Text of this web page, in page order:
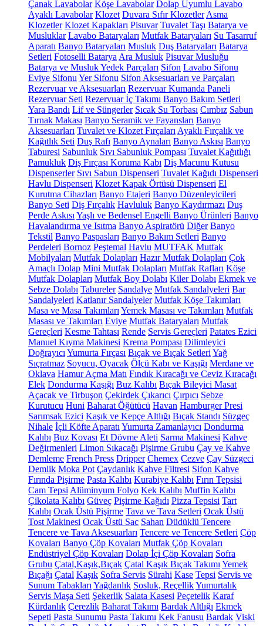
Çanak Lavabolar Köşe Lavabolar Dolap Uyumlu Lavabo
Ayaklı Lavabolar Klozet Duvara Sıfır Klozetler Asma
Klozetler Klozet Kapakları Pisuvar Tuvalet Taşı Batarya ve
Musluklar Lavabo Bataryaları Mutfak Bataryaları Su Tasarruf
Aparatı Banyo Bataryaları Musluk Duş Bataryaları Batarya
Setleri Fotoselli Batarya Ara Musluk Pisuvar Musluğu
Batarya ve Musluk Yedek Parçaları Sifon Lavabo Sifonu
Eviye Sifonu Yer Sifonu Sifon Aksesuarları ve Parçaları
Rezervuar ve Aksesuarları Rezervuar Kumanda Paneli
Rezervuar Seti Rezervuar İç Takımı Banyo Bakım Setleri
Yara Bandı Lif ve Süngerler Sıcak Su Torbası Cımbız Sabun
Tırnak Makası Banyo Seramik ve Fayansları Banyo
Aksesuarları Tuvalet ve Klozet Fırçaları Ayaklı Fırçalık ve
Kağıtlık Seti Duş Rafı Banyo Aynaları Banyo Askısı Banyo
Taburesi Sabunluk Sıvı Sabunluk Pompası Tuvalet Kağıtlığı
Pamukluk Diş Fırçası Koruma Kabı Diş Macunu Kutusu
Dispenserler Sıvı Sabun Dispenseri Tuvalet Kağıdı Dispenseri
Havlu Dispenseri Klozet Kapak Örtüsü Dispenseri El
Kurutma Cihazları Banyo Etajeri Banyo Düzenleyicileri
Banyo Seti Diş Fırçalık Havluluk Banyo Kaydırmazı Duş
Perde Askısı Yaşlı ve Bedensel Engelli Banyo Ürünleri Banyo
Havalandırma ve Isıtma Banyo Aspiratörü Diğer Banyo
Tekstil Banyo Paspasları Banyo Bakım Setleri Banyo
Perdeleri Bornoz Peştemal Havlu MUTFAK Mutfak
Mobilyaları Mutfak Dolapları Hazır Mutfak Dolapları Çok
Amaçlı Dolap Mini Mutfak Dolapları Mutfak Rafları Köşe
Mutfak Dolapları Mutfak Boy Dolabı Kiler Dolabı Ekmek ve
Sebze Dolabı Tabureler Sandalye Mutfak Sandalyeleri Bar
Sandalyeleri Katlanır Sandalyeler Mutfak Köşe Takımları
Masa ve Masa Takımları Yemek Masası ve Takımları Mutfak
Masası ve Takımları Eviye Mutfak Bataryaları Mutfak
Gereçleri Kesme Tahtası Rende Servis Gereçleri Patates Ezici
Manuel Kıyma Makinesi Krema Pompası Dilimleyici
Doğrayıcı Yumurta Fırçası Bıçak ve Bıçak Setleri Yağ
Sıçratmaz Soyucu, Oyacak Ölçü Kabı ve Kaşığı Merdane ve
Oklava Hamur Açma Matı Fındık Kıracağı ve Ceviz Kıracağı
Elek Dondurma Kaşığı Buz Kalıbı Bıçak Bileyici Masat
Açacak ve Tirbuşon Çekirdek Çıkarıcı Çırpıcı Sebze
Kurutucu Huni Baharat Öğütücü Havan Hamburger Presi
Sarımsak Ezici Kaşık ve Kepçe Altlığı Bıçak Standı Süzgeç
Nihale İçli Köfte Aparatı Yumurta Zamanlayıcı Dondurma
Kalıbı Buz Kovası Et Dövme Aleti Sarma Makinesi Kahve
Değirmenleri Limon Sıkacağı Pişirme Grubu Çay ve Kahve
Demleme French Press Dripper Chemex Cezve Çay Süzgeci
Demlik Moka Pot Çaydanlık Kahve Filtresi Sifon Kahve
Fırında Pişirme Pasta Kalıbı Kurabiye Kalıbı Fırın Tepsisi
Cam Tepsi Alüminyum Folyo Kek Kalıbı Muffin Kalıbı
Çikolata Kalıbı Güveç Pişirme Kağıdı Pizza Tepsisi Tart
Kalıbı Ocak Üstü Pişirme Tava ve Tava Setleri Ocak Üstü
Tost Makinesi Ocak Üstü Sac Sahan Düdüklü Tencere
Tencere ve Tava Aksesuarları Tencere ve Tencere Setleri Çöp
Kovaları Banyo Çöp Kovaları Mutfak Çöp Kovaları
Endüstriyel Çöp Kovaları Dolap İçi Çöp Kovaları Sofra
Grubu Çatal,Kaşık,Bıçak Çatal Kaşık Bıçak Takımı Yemek
Bıçağı Çatal Kaşık Sofra Servis Sürahi Kase Tepsi Servis ve
Sunum Tabakları Yağdanlık Sosluk, ReçellikYumurtalık
Servis Maşa Seti Şekerlik Salata Kasesi Peçetelik Karaf
Kürdanlık Çerezlik Baharat Takımı Bardak Altlığı Ekmek
Sepeti Pasta Sunumu Pasta Takımı Kek Fanusu Bardak Viski